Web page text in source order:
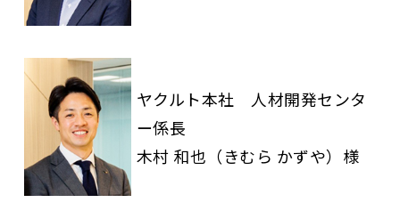
ヤクルト本社 人材開発センタ
ー係長
木村 和也（きむら かずや）様